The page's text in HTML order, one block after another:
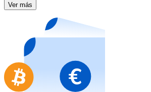
Compra tarjetas regalo de tus
Ir a la tienda de tarjetas regalo
Ver más